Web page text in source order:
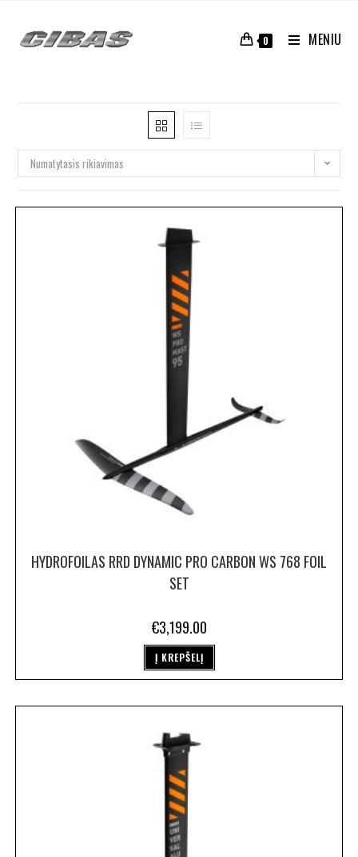
0 MENIU
Numatytasis rikiavimas
HYDROFOILAS RRD DYNAMIC PRO CARBON WS 768 FOIL
SET
€3,199.00
Į KREPŠELĮ